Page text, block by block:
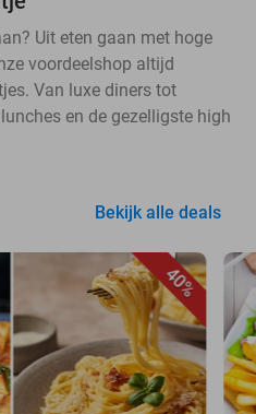
Uit eten gaan met hoge
voordeelshop altijd
Van luxe diners tot
en de gezelligste high
Bekijk alle deals
40%